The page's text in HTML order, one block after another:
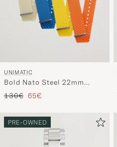
UNIMATIC
Bold Nato Steel 22mm
Strap Set Multi
Regulärer Preis
130€ Reduzierter Preis
65€
PRE-OWNED